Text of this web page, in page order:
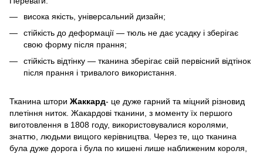
висока якість, універсальний дизайн;
стійкість до деформації — тюль не дає усадку і зберігає
свою форму після прання;
стійкість відтінку — тканина зберігає свій первісний відтінок
після прання і тривалого використання.
Тканина штори Жаккард- це дуже гарний та міцний різновид
плетіння ниток. Жакардові тканини, з моменту їх першого
виготовлення в 1808 году, використовувалися королями,
знаттю, людьми вищого керівництва. Через те, що тканина
була дуже дорога і була по кишені лише наближеним короля,